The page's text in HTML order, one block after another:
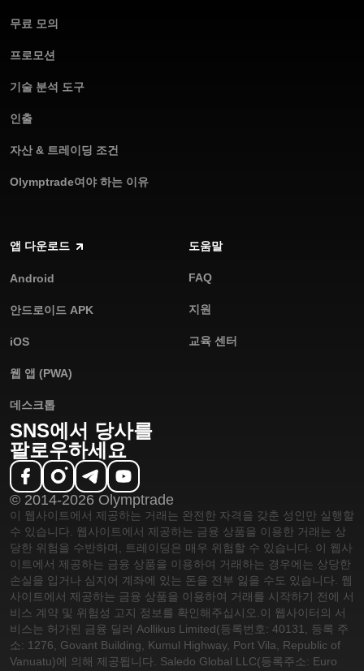
무료 모의
프로모션
기술 분석 도구
인출
자산 & 트레이딩 조건
Olymptrade여야 하는 이유
앱 다운로드
Android
안드로이드 APK
iOS
웹 앱 (PWA)
데스크톱
도움말
FAQ
지원
교육 센터
SNS에서 당사를
팔로우하세요
© 2014-2026 Olymptrade
이 웹사이트에서 제공하는 거래는 완전한 자격을 갖춘 성인만 실행할
수 있습니다. 웹사이트에서 제공하는 금융 상품을 이용한 거래는 상
당한 위험을 수반하며, 트레이딩은 매우 위험할 수 있습니다. 이 웹사
이트에서 제공하는 금융 상품을 이용하여 거래하는 경우에는 상당한
손실을 입거나 심지어 계좌에 있는 돈을 전부 잃을 수도 있습니다. 웹
사이트에서 제공하는 금융 상품을 이용하여 거래를 시작하기 전에 서
비스 계약 및 위험성 고지 정보를 확인해주십시오. 이 웹사이터의 서
비스는 허가된 금융 딜러 Aollikus Limited(등록번호: 40131, 등록 주
소: 1276, Govant Building, Kumul Highway, Port Vila, Republic of
Vanuatu)에 의해 제공됩니다. Saledo Global LLC(등록주소: Euro